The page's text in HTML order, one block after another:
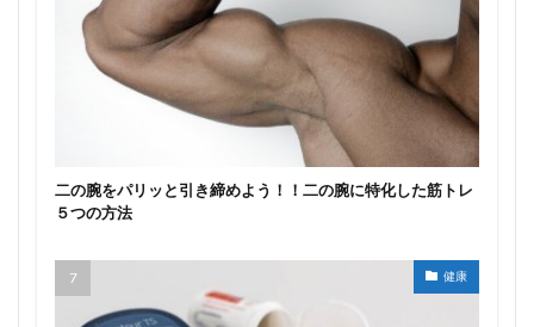
二の腕をパリッと引き締めよう！！二の腕に特化した筋トレ
５つの方法
健康